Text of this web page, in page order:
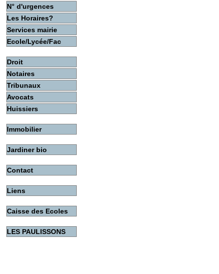
N° d'urgences
Les Horaires?
Services mairie
Ecole/Lycée/Fac
Droit
Notaires
Tribunaux
Avocats
Huissiers
Immobilier
Jardiner bio
Contact
Liens
Caisse des Ecoles
LES PAULISSONS